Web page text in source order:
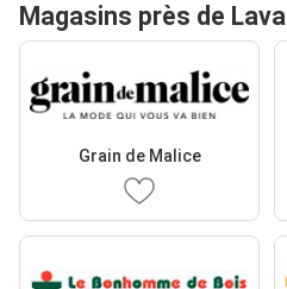
Magasins près de Laval
Grain de Malice